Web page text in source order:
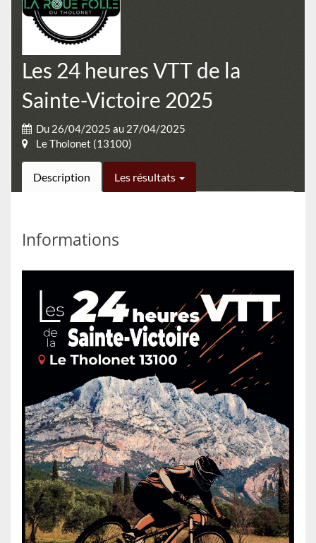
Les 24 heures VTT de la
Sainte-Victoire 2025
Du 26/04/2025 au 27/04/2025
Le Tholonet (13100)
Description Les résultats
Informations